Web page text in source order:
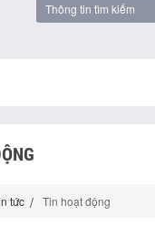
tức Tin hoạt động